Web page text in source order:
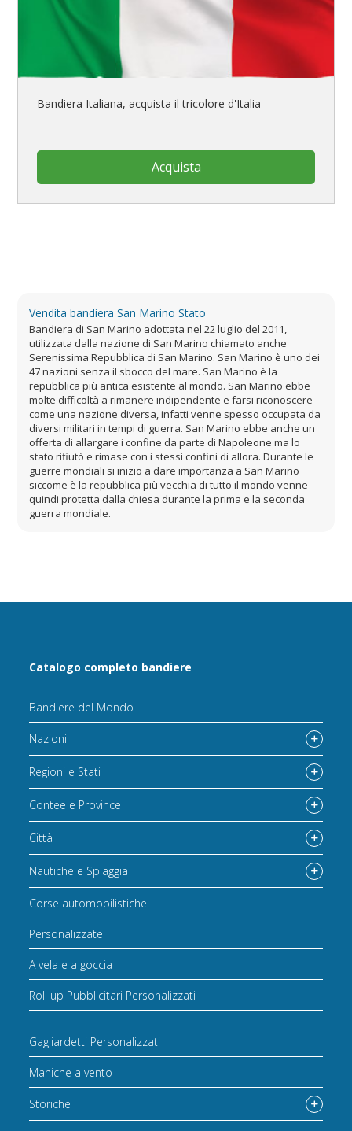
Bandiera Italiana, acquista il tricolore d'Italia
Acquista
Vendita bandiera San Marino Stato
Bandiera di San Marino adottata nel 22 luglio del 2011,
utilizzata dalla nazione di San Marino chiamato anche
Serenissima Repubblica di San Marino. San Marino è uno dei
47 nazioni senza il sbocco del mare. San Marino è la
repubblica più antica esistente al mondo. San Marino ebbe
molte difficoltà a rimanere indipendente e farsi riconoscere
come una nazione diversa, infatti venne spesso occupata da
diversi militari in tempi di guerra. San Marino ebbe anche un
offerta di allargare i confine da parte di Napoleone ma lo
stato rifiutò e rimase con i stessi confini di allora. Durante le
guerre mondiali si inizio a dare importanza a San Marino
siccome è la repubblica più vecchia di tutto il mondo venne
quindi protetta dalla chiesa durante la prima e la seconda
guerra mondiale.
Catalogo completo bandiere
Bandiere del Mondo
Nazioni
Regioni e Stati
Contee e Province
Città
Nautiche e Spiaggia
Corse automobilistiche
Personalizzate
A vela e a goccia
Roll up Pubblicitari Personalizzati
Gagliardetti Personalizzati
Maniche a vento
Storiche